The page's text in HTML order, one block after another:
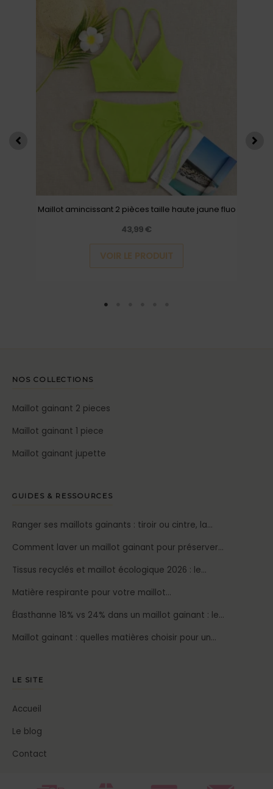
Maillot amincissant 2 pièces taille haute jaune fluo
43,99€
VOIR LE PRODUIT
être
choisies
sur
la
page
du
NOS COLLECTIONS
Maillot gainant 2 pieces
Maillot gainant 1 piece
Maillot gainant jupette
GUIDES & RESSOURCES
Ranger ses maillots gainants : tiroir ou cintre, la…
Comment laver un maillot gainant pour préserver…
Tissus recyclés et maillot écologique 2026 : le…
Matière respirante pour votre maillot…
Élasthanne 18% vs 24% dans un maillot gainant : le…
Maillot gainant : quelles matières choisir pour un…
LE SITE
Accueil
Le blog
Contact